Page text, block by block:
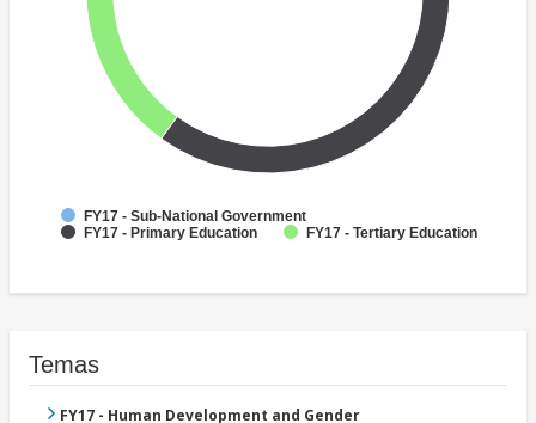
FY17 - Sub-National Government
FY17 - Primary Education
FY17 - Tertiary Education
Temas
FY17 - Human Development and Gender